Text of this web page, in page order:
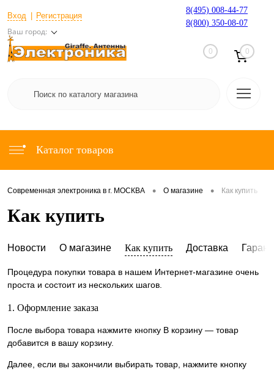
Вход Регистрация
Ваш город:
8(495) 008-44-77
8(800) 350-08-07
0 0
Каталог товаров
Современная электроника в г. МОСКВА • О магазине • Как купить
Как купить
Новости О магазине Как купить Доставка
Процедура покупки товара в нашем Интернет-магазине очень
проста и состоит из нескольких шагов.
1. Оформление заказа
После выбора товара нажмите кнопку В корзину — товар
добавится в вашу корзину.
Далее, если вы закончили выбирать товар, нажмите кнопку